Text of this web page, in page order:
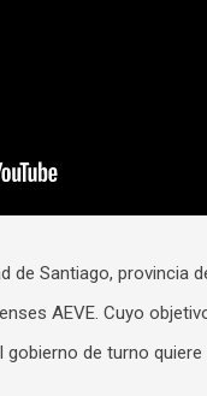
de Santiago, provincia
AEVE. Cuyo
de turno quiere